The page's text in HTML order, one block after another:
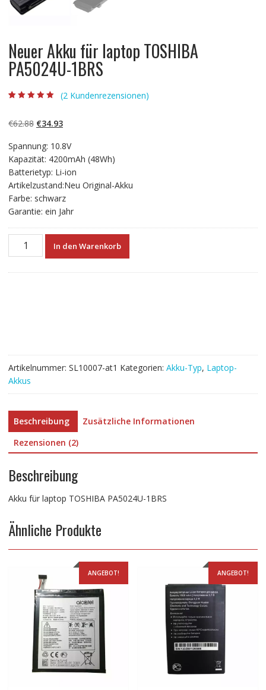
Neuer Akku für laptop TOSHIBA
PA5024U-1BRS
basierend auf
Kundenbewertun
(2 Kundenrezensionen)
€62.88 Ursprünglicher
war:
€62.88
€34.93Aktueller
ist:
€34.93.
Spannung: 10.8V
Kapazität: 4200mAh (48Wh)
Batterietyp: Li-ion
Artikelzustand:Neu Original-Akku
Farbe: schwarz
Garantie: ein Jahr
Neuer
In den Warenkorb
Artikelnummer: SL10007-at1 Kategorien: Akku-Typ, Laptop-
Akkus
Beschreibung
Zusätzliche Informationen
Rezensionen (2)
Beschreibung
Akku für laptop TOSHIBA PA5024U-1BRS
Ähnliche Produkte
ANGEBOT! ANGEBOT!